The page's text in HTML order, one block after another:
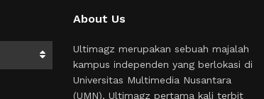
About Us
Ultimagz merupakan sebuah majalah
kampus independen yang berlokasi di
Universitas Multimedia Nusantara
(UMN). Ultimagz pertama kali terbit